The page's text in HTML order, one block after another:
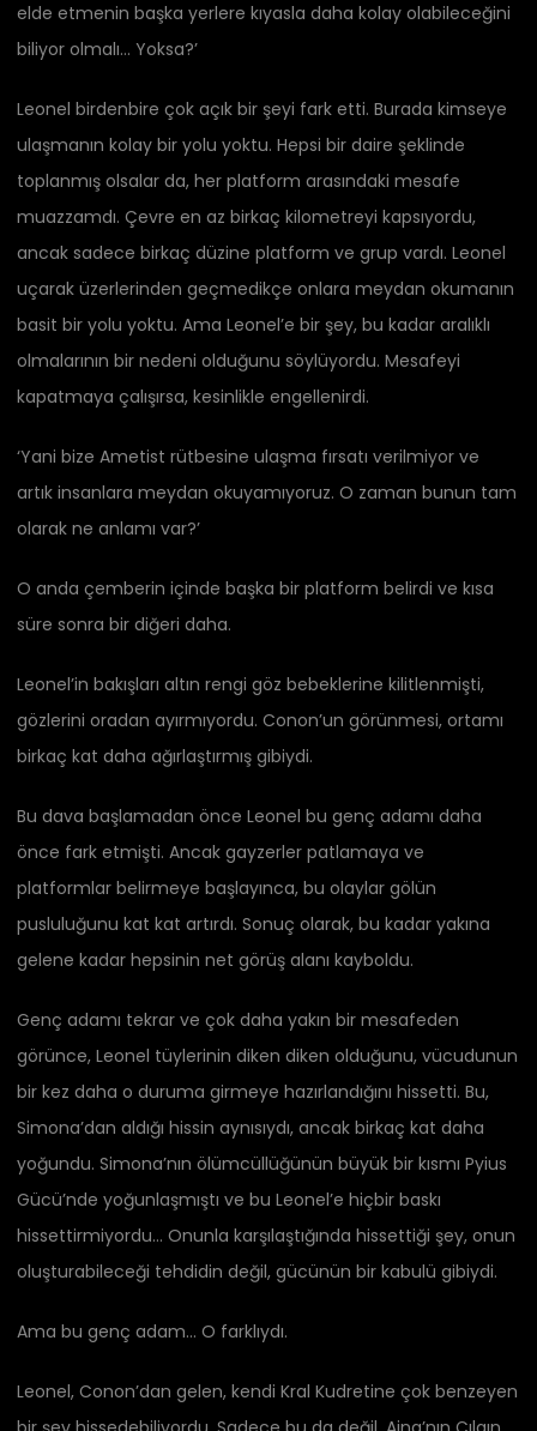
elde etmenin başka yerlere kıyasla daha kolay olabileceğini
biliyor olmalı… Yoksa?’
Leonel birdenbire çok açık bir şeyi fark etti. Burada kimseye
ulaşmanın kolay bir yolu yoktu. Hepsi bir daire şeklinde
toplanmış olsalar da, her platform arasındaki mesafe
muazzamdı. Çevre en az birkaç kilometreyi kapsıyordu,
ancak sadece birkaç düzine platform ve grup vardı. Leonel
uçarak üzerlerinden geçmedikçe onlara meydan okumanın
basit bir yolu yoktu. Ama Leonel’e bir şey, bu kadar aralıklı
olmalarının bir nedeni olduğunu söylüyordu. Mesafeyi
kapatmaya çalışırsa, kesinlikle engellenirdi.
‘Yani bize Ametist rütbesine ulaşma fırsatı verilmiyor ve
artık insanlara meydan okuyamıyoruz. O zaman bunun tam
olarak ne anlamı var?’
O anda çemberin içinde başka bir platform belirdi ve kısa
süre sonra bir diğeri daha.
Leonel’in bakışları altın rengi göz bebeklerine kilitlenmişti,
gözlerini oradan ayırmıyordu. Conon’un görünmesi, ortamı
birkaç kat daha ağırlaştırmış gibiydi.
Bu dava başlamadan önce Leonel bu genç adamı daha
önce fark etmişti. Ancak gayzerler patlamaya ve
platformlar belirmeye başlayınca, bu olaylar gölün
pusluluğunu kat kat artırdı. Sonuç olarak, bu kadar yakına
gelene kadar hepsinin net görüş alanı kayboldu.
Genç adamı tekrar ve çok daha yakın bir mesafeden
görünce, Leonel tüylerinin diken diken olduğunu, vücudunun
bir kez daha o duruma girmeye hazırlandığını hissetti. Bu,
Simona’dan aldığı hissin aynısıydı, ancak birkaç kat daha
yoğundu. Simona’nın ölümcüllüğünün büyük bir kısmı Pyius
Gücü’nde yoğunlaşmıştı ve bu Leonel’e hiçbir baskı
hissettirmiyordu… Onunla karşılaştığında hissettiği şey, onun
oluşturabileceği tehdidin değil, gücünün bir kabulü gibiydi.
Ama bu genç adam… O farklıydı.
Leonel, Conon’dan gelen, kendi Kral Kudretine çok benzeyen